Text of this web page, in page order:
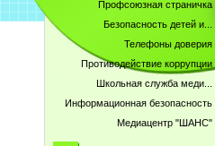
Профсоюзная страничка
Безопасность детей и...
Телефоны доверия
Противодействие коррупции
Школьная служба меди...
Информационная безопасность
Медиацентр "ШАНС"